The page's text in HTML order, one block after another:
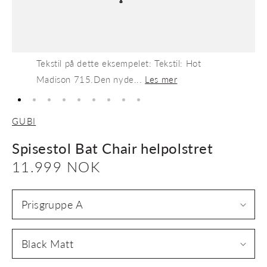
Tekstil på dette eksempelet: Tekstil: Hot
Madison 715.Den nyde... Les mer
GUBI
Spisestol Bat Chair helpolstret
Vanlig
pris
11.999 NOK